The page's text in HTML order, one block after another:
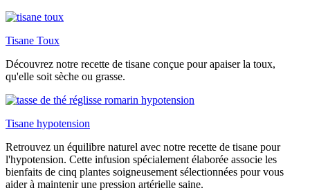
Tisane Toux
Découvrez notre recette de tisane conçue pour apaiser la toux,
qu'elle soit sèche ou grasse.
Tisane hypotension
Retrouvez un équilibre naturel avec notre recette de tisane pour
l'hypotension. Cette infusion spécialement élaborée associe les
bienfaits de cinq plantes soigneusement sélectionnées pour vous
aider à maintenir une pression artérielle saine.